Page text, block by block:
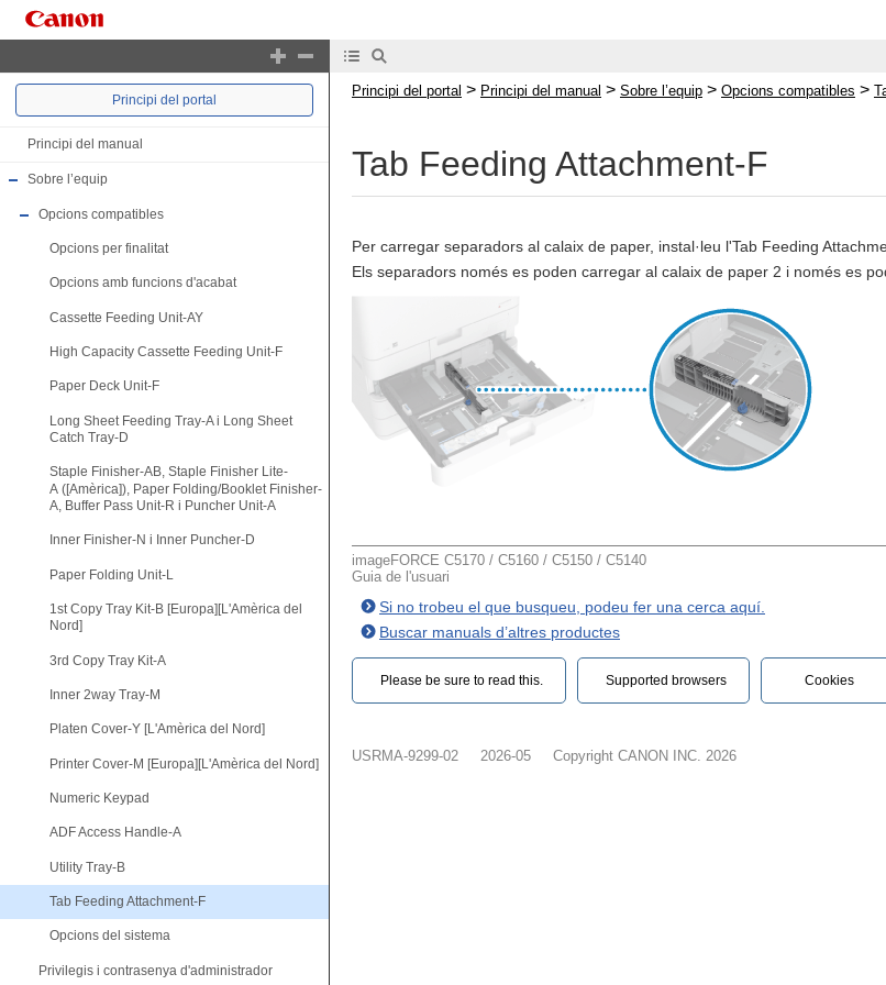
Principi del portal
Principi del manual
Sobre l’equip
Opcions compatibles
Opcions per finalitat
Opcions amb funcions d'acabat
Cassette Feeding Unit-AY
High Capacity Cassette Feeding Unit-F
Paper Deck Unit-F
Long Sheet Feeding Tray-A i Long Sheet
Catch Tray-D
Staple Finisher-AB, Staple Finisher Lite-
A ([Amèrica]), Paper Folding/Booklet Finisher-
A, Buffer Pass Unit-R i Puncher Unit-A
Inner Finisher-N i Inner Puncher-D
Paper Folding Unit-L
1st Copy Tray Kit-B [Europa][L'Amèrica del
Nord]
3rd Copy Tray Kit-A
Inner 2way Tray-M
Platen Cover-Y [L'Amèrica del Nord]
Printer Cover-M [Europa][L'Amèrica del Nord]
Numeric Keypad
ADF Access Handle-A
Utility Tray-B
Tab Feeding Attachment-F
Opcions del sistema
Privilegis i contrasenya d'administrador
Principi del portal > Principi del manual > Sobre l’equip > Opcions compatibles >
Tab Feeding Attachment-F
Per carregar separadors al calaix de paper, instal·leu l'Tab Feeding
Els separadors només es poden carregar al calaix de paper 2 i només es
imageFORCE C5170 / C5160 / C5150 / C5140
Guia de l'usuari
Si no trobeu el que busqueu, podeu fer una cerca aquí.
Buscar manuals d’altres productes
Please be sure to read this.‎ Supported browsers Cookies
USRMA-9299-02 2026-05 Copyright CANON INC. 2026